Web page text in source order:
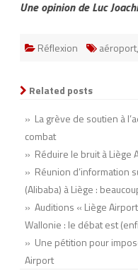
Une opinion de Luc
Réflexion aéroport,
Related posts
» La grève de soutien à
combat
» Réduire le bruit à Liège
» Réunion d’information
(Alibaba) à Liège :
» Auditions « Liège
Wallonie : le débat est
» Une pétition pour
Airport